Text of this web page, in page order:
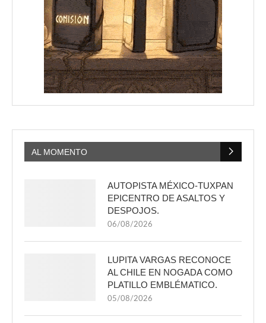
AL MOMENTO
AUTOPISTA MÉXICO-TUXPAN
EPICENTRO DE ASALTOS Y
DESPOJOS.
06/08/2026
LUPITA VARGAS RECONOCE
AL CHILE EN NOGADA COMO
PLATILLO EMBLÉMATICO.
05/08/2026